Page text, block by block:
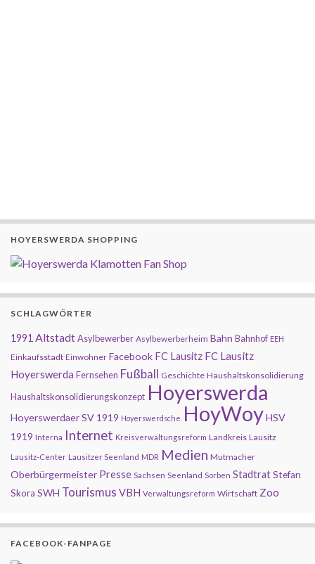
HOYERSWERDA SHOPPING
SCHLAGWÖRTER
1991 AltstadtAsylbewerber Asylbewerberheim Bahn Bahnhof EEH
Einkaufsstadt Einwohner Facebook FC Lausitz FC Lausitz
Hoyerswerda Fernsehen Fußball Geschichte Haushaltskonsolidierung
Haushaltskonsolidierungskonzept Hoyerswerda
Hoyerswerdaer SV 1919 Hoyerswerdsche HoyWoyHSV
1919 Interna Internet Kreisverwaltungsreform Landkreis Lausitz
Lausitz-Center Lausitzer Seenland MDR Medien Mutmacher
Oberbürgermeister Presse Sachsen Seenland Sorben StadtratStefan
Skora SWH Tourismus VBH Verwaltungsreform Wirtschaft Zoo
FACEBOOK-FANPAGE